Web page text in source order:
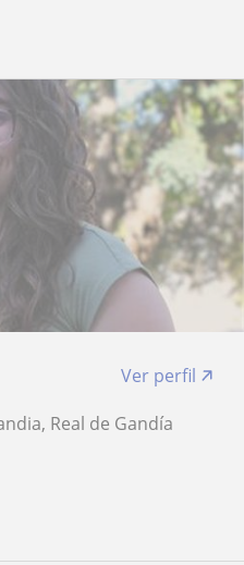
Ver perfil
Real de Gandía